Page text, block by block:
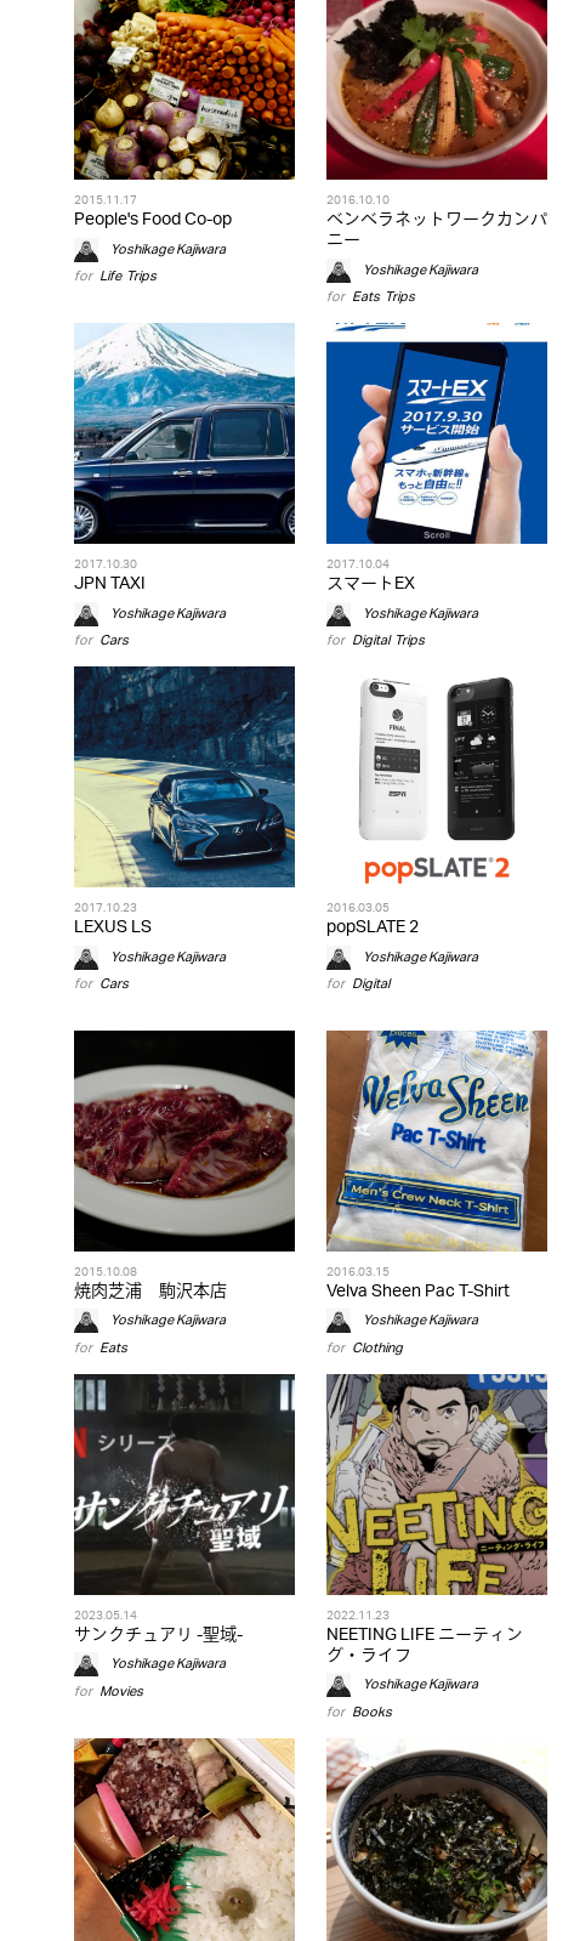
2015.11.17
People's Food Co-op
Yoshikage Kajiwara
for Life, Trips
2016.10.10
ベンベラネットワークカンパ
ニー
Yoshikage Kajiwara
for Eats, Trips
2017.10.30
JPN TAXI
Yoshikage Kajiwara
for Cars
2017.10.04
スマートEX
Yoshikage Kajiwara
for Digital,Trips
2017.10.23
LEXUS LS
Yoshikage Kajiwara
for Cars
2016.03.05
popSLATE 2
Yoshikage Kajiwara
for Digital
2015.10.08
焼肉芝浦 駒沢本店
Yoshikage Kajiwara
for Eats
2016.03.15
Velva Sheen Pac T-Shirt
Yoshikage Kajiwara
for Clothing
2023.05.14
サンクチュアリ -聖域-
Yoshikage Kajiwara
for Movies
2022.11.23
NEETING LIFE ニーティン
グ・ライフ
Yoshikage Kajiwara
for Books